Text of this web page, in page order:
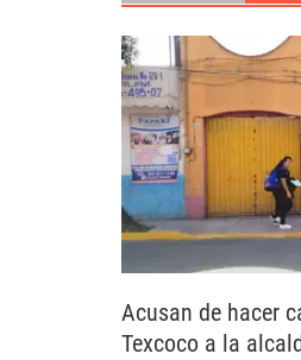
Acusan de hacer
Texcoco a la